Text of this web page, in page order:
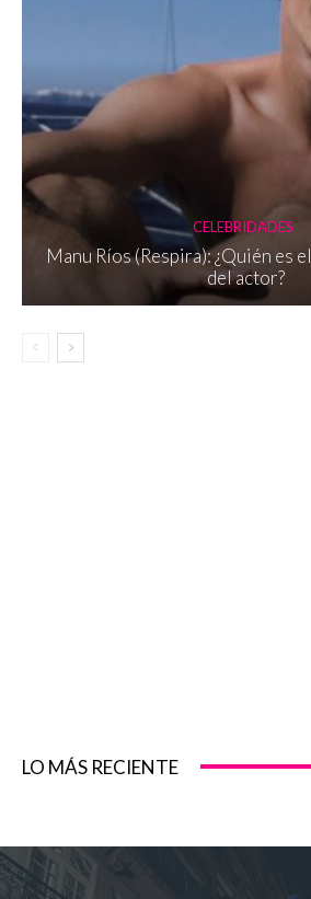
CELEBRIDADES
Manu Ríos (Respira): ¿Quién es
del actor?
LO MÁS RECIENTE